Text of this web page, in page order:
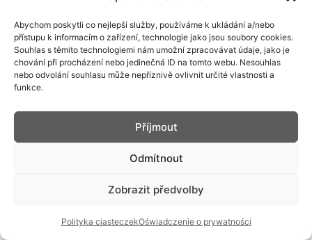
Abychom poskytli co nejlepší služby, používáme k ukládání a/nebo
přístupu k informacím o zařízení, technologie jako jsou soubory cookies.
Souhlas s těmito technologiemi nám umožní zpracovávat údaje, jako je
chování při procházení nebo jedinečná ID na tomto webu. Nesouhlas
nebo odvolání souhlasu může nepříznivě ovlivnit určité vlastnosti a
funkce.
Příjmout
Odmítnout
Zobrazit předvolby
Polityka ciasteczekOświadczenie o prywatności
Kontakt: info@prim.cz
© PRIM2026